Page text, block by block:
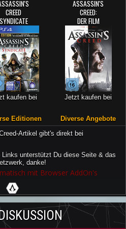
CREED
SYNDICATE
kaufen bei
Editionen
ASSASSIN'S
CREED:
DER FILM
Jetzt kaufen bei
Diverse Angebote
Artikel gibt's direkt bei
unterstützt Du diese Seite & das
danke!
mit Browser AddOn's